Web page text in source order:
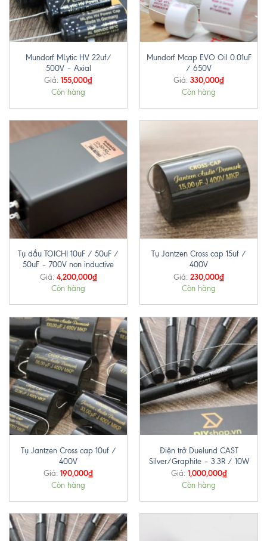
Mundorf MLytic HV 22uf/
500V – Axial
Giá: 155,000₫
Còn hàng
Mundorf Mcap EVO Oil 0.01uF
/ 650V
Giá: 330,000₫
Còn hàng
Tụ dầu TOICHI 10uF / 50uF /
50uF – 700V non inductive
Giá: 4,200,000₫
Còn hàng
Tụ Jantzen Cross cap 15uf /
400V
Giá: 230,000₫
Còn hàng
Tụ Jantzen Cross cap 10uf /
400V
Giá: 190,000₫
Còn hàng
Điện trở Duelund CAST
Silver/Graphite – 3.3R / 10W
Giá: 1,000,000₫
Còn hàng